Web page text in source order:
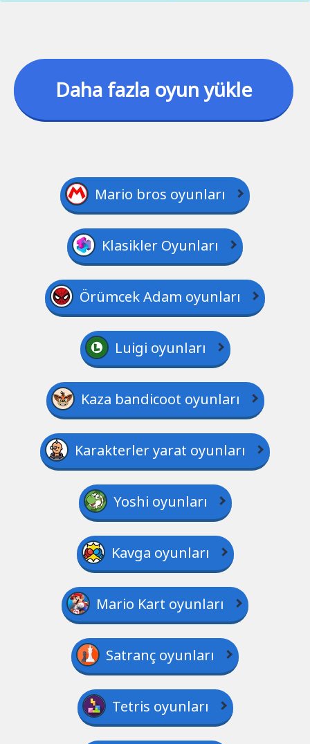
Daha fazla oyun yükle
Mario bros oyunları
Klasikler Oyunları
Örümcek Adam oyunları
Luigi oyunları
Kaza bandicoot oyunları
Karakterler yarat oyunları
Yoshi oyunları
Kavga oyunları
Mario Kart oyunları
Satranç oyunları
Tetris oyunları